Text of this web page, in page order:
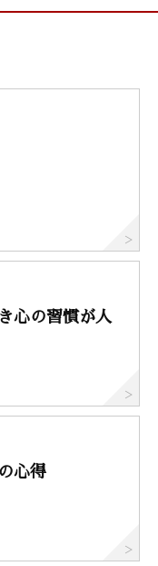
心の習慣が人
心得